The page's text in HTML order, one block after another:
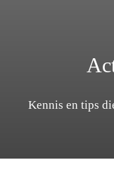
Kennis en tips